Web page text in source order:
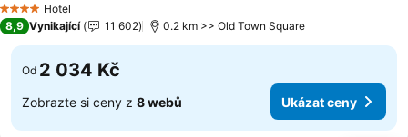
4 Počet hvězdiček
Hotel
8,9 Vynikající 11 602 0.2 km >> Old Town Square
Od 2 034 Kč
Zobrazte si ceny z 8 webů Ukázat ceny